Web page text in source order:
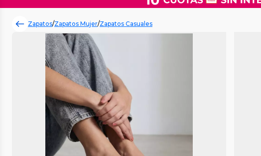
Zapatos/Zapatos Mujer/Zapatos Casuales